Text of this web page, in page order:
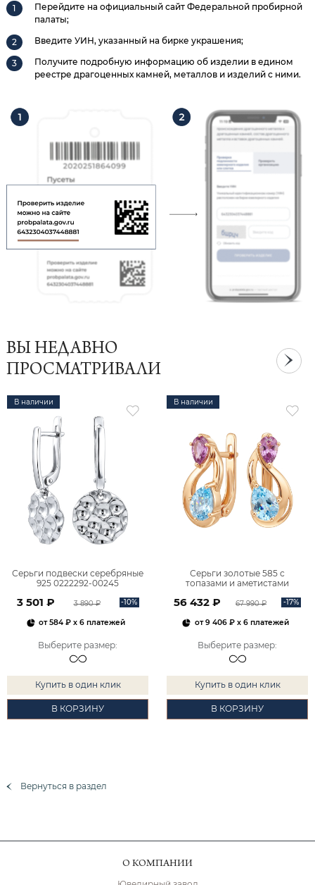
Перейдите на официальный сайт Федеральной пробирной
палаты;
Введите УИН, указанный на бирке украшения;
Получите подробную информацию об изделии в едином
реестре драгоценных камней, металлов и изделий с ними.
ВЫ НЕДАВНО
ПРОСМАТРИВАЛИ
В наличии
Серьги подвески серебряные
925 0222292-00245
3 501 ₽ 3 890 ₽ -10%
от584 ₽ x 6 платежей
Выберите размер:
Купить в один клик
В КОРЗИНУ
В наличии
Серьги золотые 585 с
топазами и аметистами
56 432 ₽ 67 990 ₽ -17%
от9 406 ₽x 6 платежей
Выберите размер:
Купить в один клик
В КОРЗИНУ
Вернуться в раздел
О КОМПАНИИ